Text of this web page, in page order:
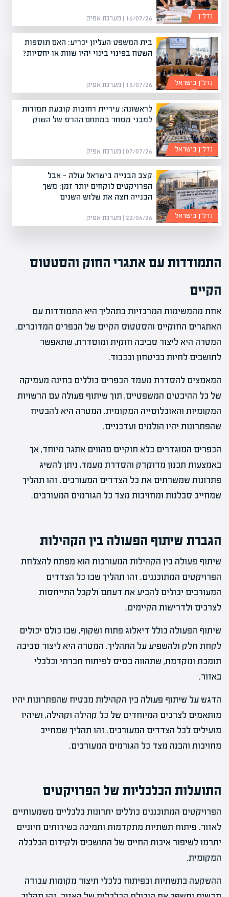
16/07/26 | מערכת אפיק נדל”ן
בית המשפט העליון יכריע: האם תוספות
השטח בפינוי בינוי יהיו שוות או יחסיות?
13/07/26 | מערכת אפיק נדל”ן בישראל
לראשונה: עיריית רחובות קובעת תמורות
למבני מסחר במתחם ההרס של השוק
07/07/26 | מערכת אפיק נדל”ן בישראל
קצב הבנייה בישראל עולה — אבל
הפרויקטים לוקחים יותר זמן: משך
הבנייה חצה את שלוש השנים
22/06/26 | מערכת אפיק נדל”ן בישראל
התמודדות עם אתגרי החוק והסטטוס
הקיים
אחת מהמשימות המרכזיות בתהליך היא התמודדות עם
האתגרים החוקיים והסטטוס הקיים של הכפרים המדוברים.
המטרה היא ליצור סביבה חוקית ומוסדרת, שתאפשר
לתושבים לחיות בביטחון ובכבוד.
המאמצים להסדרת מעמד הכפרים כוללים בחינה מעמיקה
של כל ההיבטים המשפטיים, תוך שיתוף פעולה עם הרשויות
המקומיות והאוכלוסייה המקומית. המטרה היא להבטיח
שהפתרונות יהיו הולמים ועדכניים.
הכפרים המוגדרים כלא חוקיים מהווים אתגר מיוחד, אך
באמצעות תכנון מדוקדק והסדרת מעמד, ניתן להשיג
פתרונות שמשרתים את כל הצדדים המעורבים. זהו תהליך
שמחייב סבלנות ומחויבות מצד כל הגורמים המעורבים.
הגברת שיתוף הפעולה בין הקהילות
שיתוף פעולה בין הקהילות המעורבות הוא מפתח להצלחת
הפרויקטים המתוכננים. זהו תהליך שבו כל הצדדים
המעורבים יכולים להביע את דעתם ולקבל התייחסות
לצרכים ולדרישות הקיימים.
שיתוף הפעולה כולל דיאלוג פתוח ושקוף, שבו כולם יכולים
לקחת חלק ולהשפיע על התהליך. המטרה היא ליצור סביבה
תומכת ומקדמת, שתהווה בסיס לפיתוח חברתי וכלכלי
באזור.
הדגש על שיתוף פעולה בין הקהילות מבטיח שהפתרונות יהיו
מותאמים לצרכים המיוחדים של כל קהילה וקהילה, ושיהיו
מועילים לכל הצדדים המעורבים. זהו תהליך שמחייב
מחויבות והבנה מצד כל הגורמים המעורבים.
התועלות הכלכליות של הפרויקטים
הפרויקטים המתוכננים כוללים יתרונות כלכליים משמעותיים
לאזור. פיתוח תשתיות מתקדמות ותמיכה בשירותים חיוניים
יתרמו לשיפור איכות החיים של התושבים ולקידום הכלכלה
המקומית.
ההשקעה בתשתיות ובפיתוח כלכלי תיצור מקומות עבודה